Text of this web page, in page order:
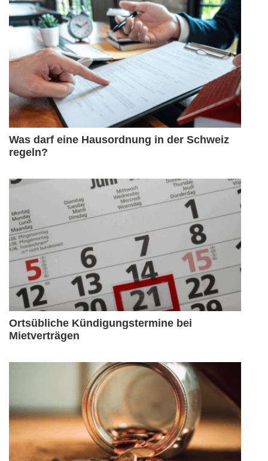
Was darf eine Hausordnung in der Schweiz
regeln?
Ortsübliche Kündigungstermine bei
Mietverträgen